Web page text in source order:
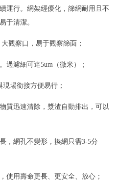
運行。網架經優化，篩網耐用且不
易于清潔。
察口，易于觀察篩面；
濾細可達5um（微米）；
場銜接方便易行；
迅速清除，漿渣自動排出，可以
網孔不變形，換網只需3-5分
用壽命更長、更安全、放心；